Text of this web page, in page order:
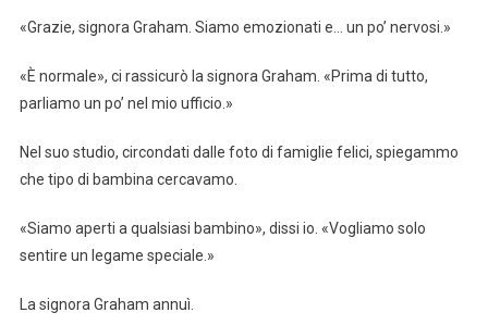
«Grazie, signora Graham. Siamo emozionati e… un po’ nervosi.»
«È normale», ci rassicurò la signora Graham. «Prima di tutto,
parliamo un po’ nel mio ufficio.»
Nel suo studio, circondati dalle foto di famiglie felici, spiegammo
che tipo di bambina cercavamo.
«Siamo aperti a qualsiasi bambino», dissi io. «Vogliamo solo
sentire un legame speciale.»
La signora Graham annuì.